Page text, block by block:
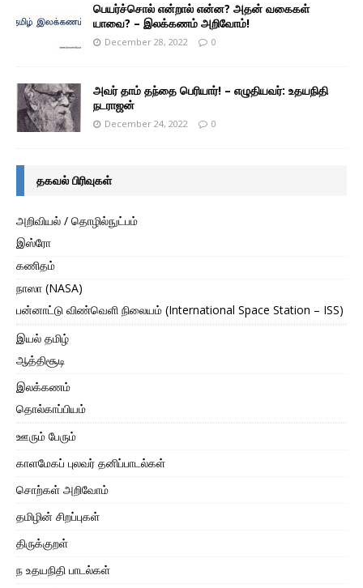
பெயர்ச்சொல் என்றால் என்ன? அதன் வகைகள்
யாவை? – இலக்கணம் அறிவோம்!
December 28, 2022 0
அவர் தாம் தந்தை பெரியார்! – எழுதியவர்: உதயநிதி
நடராஜன்
December 24, 2022 0
தகவல் பிரிவுகள்
அறிவியல் / தொழில்நுட்பம்
இஸ்ரோ
கணிதம்
நாஸா (NASA)
பன்னாட்டு விண்வெளி நிலையம் (International Space Station – ISS)
இயல் தமிழ்
ஆத்திசூடி
இலக்கணம்
தொல்காப்பியம்
ஊரும் பேரும்
காளமேகப் புலவர் தனிப்பாடல்கள்
சொற்கள் அறிவோம்
தமிழின் சிறப்புகள்
திருக்குறள்
ந உதயநிதி பாடல்கள்